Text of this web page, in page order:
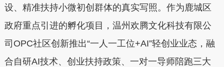
设、精准扶持小微初创群体的真实写照。作为鹿城区
政府重点引进的孵化项目，温州欢腾文化科技有限公
司OPC社区创新推出“一人一工位+AI”轻创业业态，融
合自研AI技术、创业扶持政策、一对一导师陪跑三大